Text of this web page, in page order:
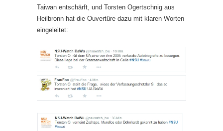
Taiwan entschärft, und Torsten Ogertschnig aus
Heilbronn hat die Ouvertüre dazu mit klaren Worten
eingeleitet: